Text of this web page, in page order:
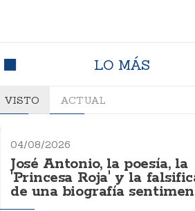
LO MÁS
VISTO ACTUAL
04/08/2026
José Antonio, la poesía, la
'Princesa Roja' y la
de una biografía